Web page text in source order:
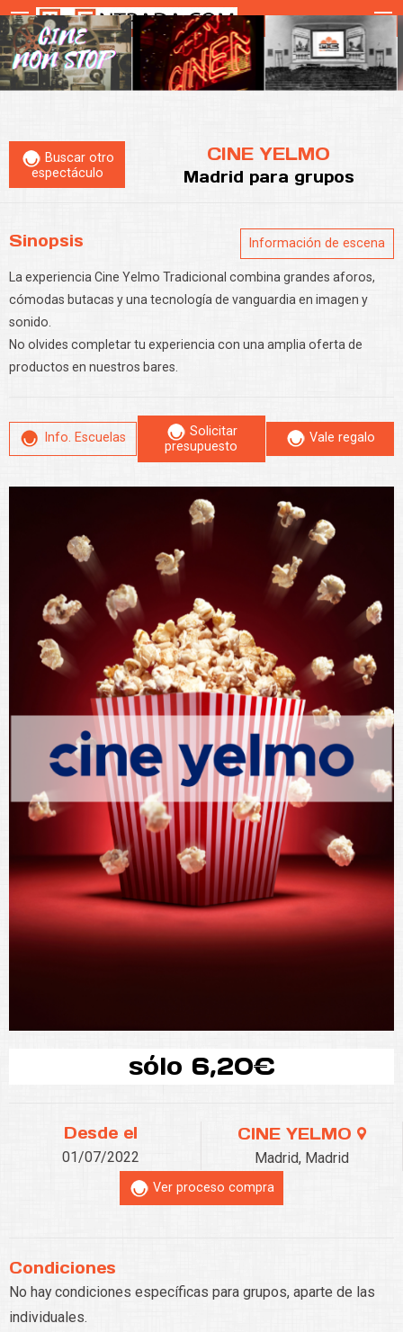
Buscar otro
espectáculo
CINE YELMO
Madrid para grupos
Sinopsis Información de escena
Leer más
La experiencia Cine Yelmo Tradicional combina grandes aforos,
cómodas butacas y una tecnología de vanguardia en imagen y
sonido.
No olvides completar tu experiencia con una amplia oferta de
productos en nuestros bares.
Info. Escuelas
Solicitar
presupuesto
Vale regalo
sólo 6,20€
Desde el
01/07/2022
CINE YELMO
Madrid, Madrid
Ver proceso compra
Condiciones
No hay condiciones específicas para grupos, aparte de las
individuales.